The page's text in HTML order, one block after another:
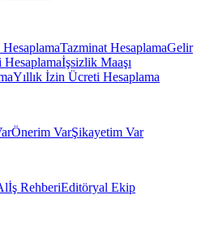
HesaplamaTazminat HesaplamaGelir
Hesaplamaİşsizlik Maaşı
Yıllık İzin Ücreti Hesaplama
Önerim VarŞikayetim Var
İş RehberiEditöryal Ekip